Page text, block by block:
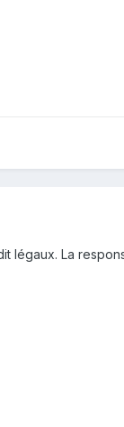
La